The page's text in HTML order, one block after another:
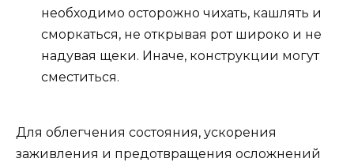
необходимо осторожно чихать, кашлять и
сморкаться, не открывая рот широко и не
надувая щеки. Иначе, конструкции могут
сместиться.
Для облегчения состояния, ускорения
заживления и предотвращения осложнений